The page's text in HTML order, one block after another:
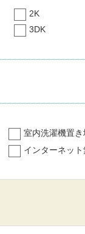
2K
3DK
室内洗濯機置き
インターネット